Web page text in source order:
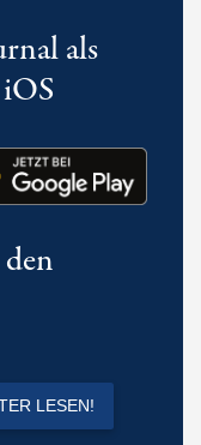
als
LESEN!